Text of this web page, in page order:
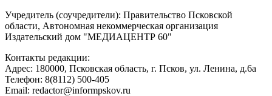
Учредитель (соучредители): Правительство Псковской
области, Автономная некоммерческая организация
Издательский дом "МЕДИАЦЕНТР 60"
Контакты редакции:
Адреc: 180000, Псковская область, г. Псков, ул. Ленина, д.6а
Телефон: 8(8112) 500-405
Email: redactor@informpskov.ru